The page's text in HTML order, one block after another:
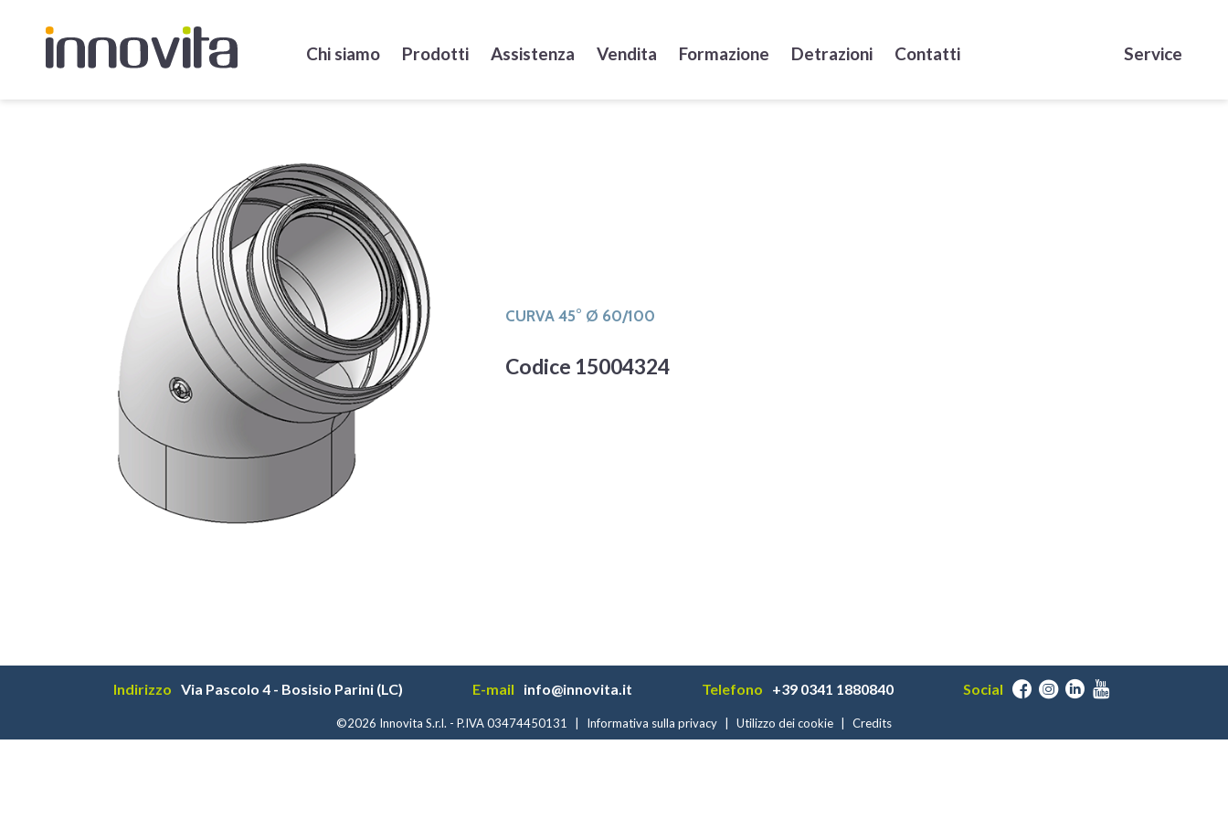
Chi siamo Prodotti Assistenza Vendita Formazione Detrazioni Contatti Service
CURVA 45° Ø 60/100
Codice 15004324
Indirizzo Via Pascolo 4 - Bosisio Parini (LC) E-mail info@innovita.it Telefono +39 0341 1880840 Social
©2026 Innovita S.r.l. - P.IVA 03474450131 Informativa sulla privacy Utilizzo dei cookie Credits